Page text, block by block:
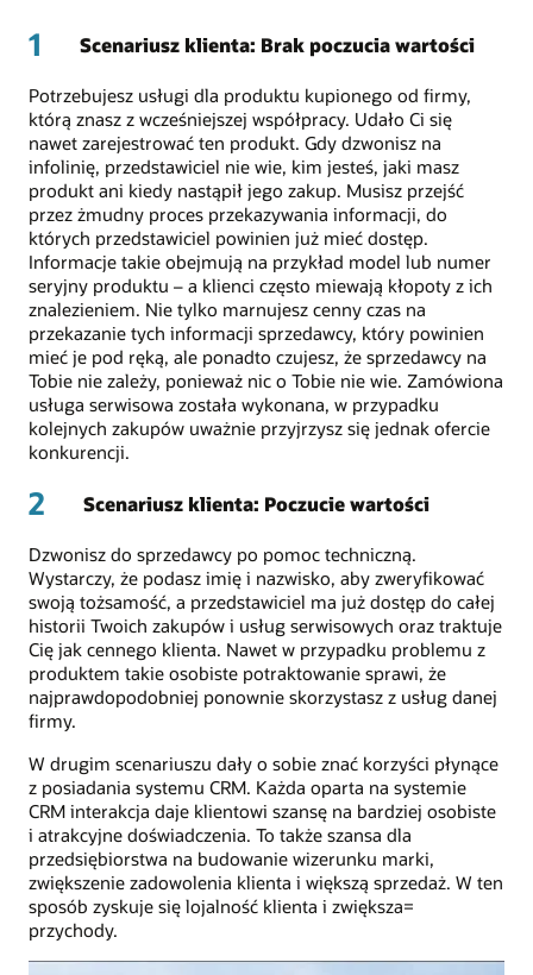
1 Scenariusz klienta: Brak poczucia wartości
Potrzebujesz usługi dla produktu kupionego od firmy,
którą znasz z wcześniejszej współpracy. Udało Ci się
nawet zarejestrować ten produkt. Gdy dzwonisz na
infolinię, przedstawiciel nie wie, kim jesteś, jaki masz
produkt ani kiedy nastąpił jego zakup. Musisz przejść
przez żmudny proces przekazywania informacji, do
których przedstawiciel powinien już mieć dostęp.
Informacje takie obejmują na przykład model lub numer
seryjny produktu – a klienci często miewają kłopoty z ich
znalezieniem. Nie tylko marnujesz cenny czas na
przekazanie tych informacji sprzedawcy, który powinien
mieć je pod ręką, ale ponadto czujesz, że sprzedawcy na
Tobie nie zależy, ponieważ nic o Tobie nie wie. Zamówiona
usługa serwisowa została wykonana, w przypadku
kolejnych zakupów uważnie przyjrzysz się jednak ofercie
konkurencji.
2 Scenariusz klienta: Poczucie wartości
Dzwonisz do sprzedawcy po pomoc techniczną.
Wystarczy, że podasz imię i nazwisko, aby zweryfikować
swoją tożsamość, a przedstawiciel ma już dostęp do całej
historii Twoich zakupów i usług serwisowych oraz traktuje
Cię jak cennego klienta. Nawet w przypadku problemu z
produktem takie osobiste potraktowanie sprawi, że
najprawdopodobniej ponownie skorzystasz z usług danej
firmy.
W drugim scenariuszu dały o sobie znać korzyści płynące
z posiadania systemu CRM. Każda oparta na systemie
CRM interakcja daje klientowi szansę na bardziej osobiste
i atrakcyjne doświadczenia. To także szansa dla
przedsiębiorstwa na budowanie wizerunku marki,
zwiększenie zadowolenia klienta i większą sprzedaż. W ten
sposób zyskuje się lojalność klienta i zwiększa=
przychody.